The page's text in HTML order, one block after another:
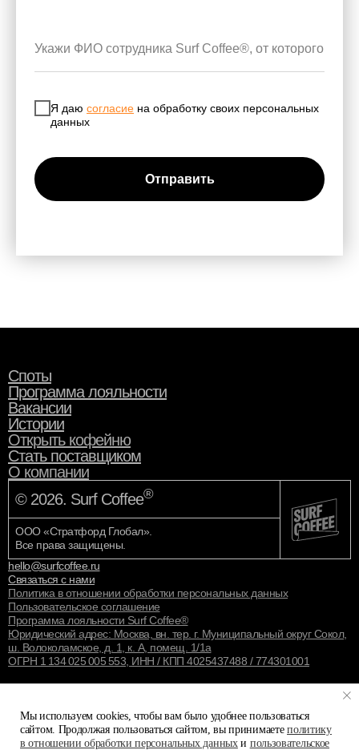
Я даю согласие на обработку своих персональных
данных
Отправить
Споты
Программа лояльности
Вакансии
Истории
Открыть кофейню
Стать поставщиком
О компании
© 2026. Surf Coffee®
ООО «Стратфорд Глобал».
Все права защищены.
hello@surfcoffee.ru
Связаться с нами
Политика в отношении обработки персональных данных
Пользовательское соглашение
Программа лояльности Surf Coffee®
Юридический адрес: Москва, вн. тер. г. Муниципальный округ Сокол,
ш. Волоколамское, д. 1, к. А, помещ. 1/1а
ОГРН 1 134 025 005 553, ИНН / КПП 4025437488 / 774301001
Мы используем cookies, чтобы вам было удобнее пользоваться
сайтом. Продолжая пользоваться сайтом, вы принимаетеполитику
в отношении обработки персональных данныхи пользовательское